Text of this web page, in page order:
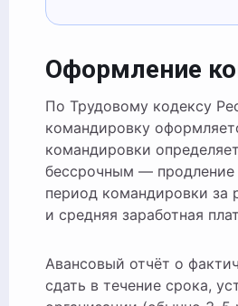
Оформление
По Трудовому кодексу
командировку
командировки
бессрочным —
период командировки за
и средняя заработная
Авансовый отчёт о
сдать в течение срока,